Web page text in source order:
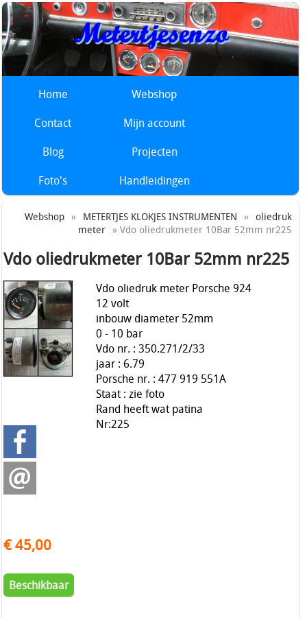
Home
Webshop
Contact
Mijn account
Blog
Projecten
Foto's
Handleidingen
Webshop » METERTJES KLOKJES INSTRUMENTEN » oliedruk
meter » Vdo oliedrukmeter 10Bar 52mm nr225
Vdo oliedrukmeter 10Bar 52mm nr225
Vdo oliedruk meter Porsche 924
12 volt
inbouw diameter 52mm
0 - 10 bar
Vdo nr. : 350.271/2/33
jaar : 6.79
Porsche nr. : 477 919 551A
Staat : zie foto
Rand heeft wat patina
Nr:225
€ 45,00
Beschikbaar